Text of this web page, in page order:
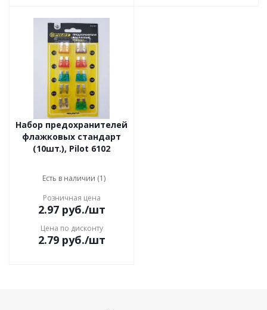
Набор предохранителей
флажковых стандарт
(10шт.), Pilot 6102
Есть в наличии (1)
Розничная цена
2.97руб./шт
Цена по дисконту
2.79руб./шт